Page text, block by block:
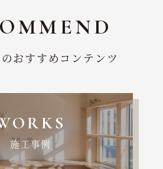
おすすめコンテンツ
施工事例